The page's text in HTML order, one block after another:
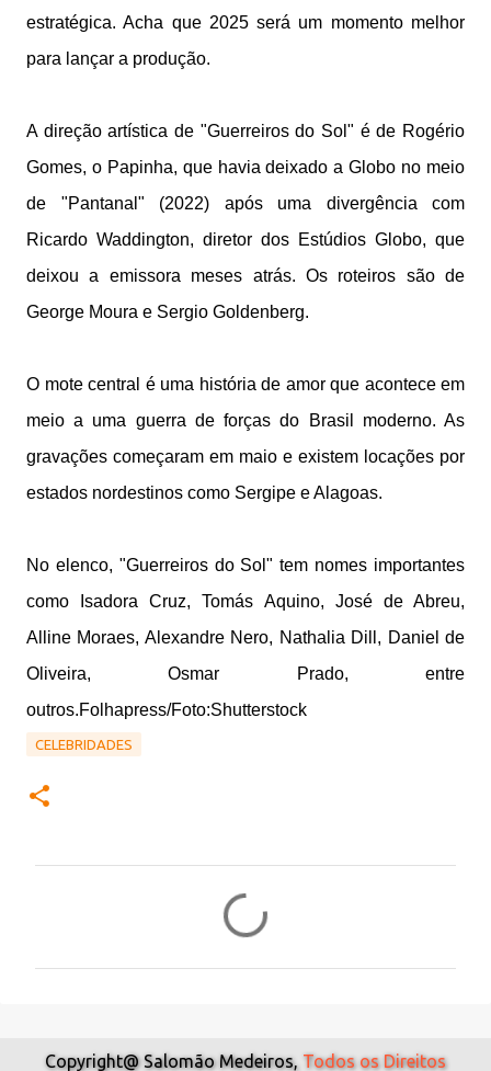
estratégica. Acha que 2025 será um momento melhor
para lançar a produção.
A direção artística de "Guerreiros do Sol" é de Rogério
Gomes, o Papinha, que havia deixado a Globo no meio
de "Pantanal" (2022) após uma divergência com
Ricardo Waddington, diretor dos Estúdios Globo, que
deixou a emissora meses atrás. Os roteiros são de
George Moura e Sergio Goldenberg.
O mote central é uma história de amor que acontece em
meio a uma guerra de forças do Brasil moderno. As
gravações começaram em maio e existem locações por
estados nordestinos como Sergipe e Alagoas.
No elenco, "Guerreiros do Sol" tem nomes importantes
como Isadora Cruz, Tomás Aquino, José de Abreu,
Alline Moraes, Alexandre Nero, Nathalia Dill, Daniel de
Oliveira, Osmar Prado, entre
outros.Folhapress/Foto:Shutterstock
CELEBRIDADES
Copyright@ Salomão Medeiros, Todos os Direitos